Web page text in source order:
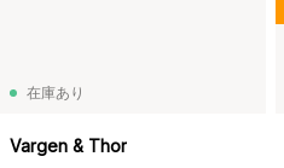
在庫あり
Vargen & Thor